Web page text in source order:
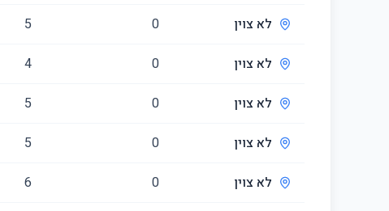
לא צוין 0
5
לא צוין 0
4
לא צוין 0
5
לא צוין 0
5
לא צוין 0
6